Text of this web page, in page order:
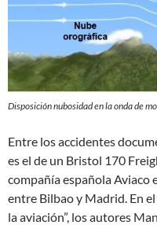
Disposición nubosidad en la onda de
Entre los accidentes
es el de un Bristol 170
compañía española Aviaco
entre Bilbao y Madrid. En
la aviación”, los autores